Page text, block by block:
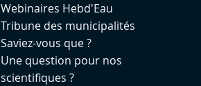
Webinaires Hebd'Eau
Tribune des municipalités
Saviez-vous que ?
Une question pour nos
scientifiques ?